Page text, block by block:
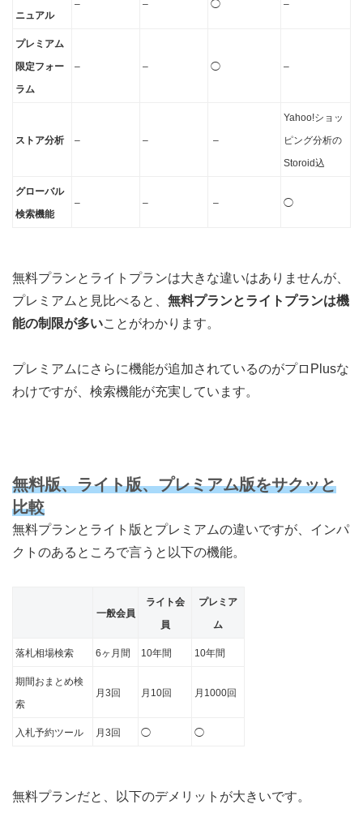
ニュアル
– – ◯ –
プレミアム
限定フォー
ラム
– – ◯ –
ストア分析 – – –
Yahoo!ショッ
ピング分析の
Storoid込
グローバル
検索機能
– – – ◯
無料プランとライトプランは大きな違いはありませんが、
プレミアムと見比べると、 無料プランとライトプランは機
能の制限が多いことがわかります。
プレミアムにさらに機能が追加されているのがプロPlusな
わけですが、検索機能が充実しています。
無料版、ライト版、プレミアム版をサクッと
比較
無料プランとライト版とプレミアムの違いですが、インパ
クトのあるところで言うと以下の機能。
一般会員
ライト会
員
プレミア
ム
落札相場検索 6ヶ月間 10年間 10年間
期間おまとめ検
索
月3回 月10回 月1000回
入札予約ツール 月3回 ◯ ◯
無料プランだと、以下のデメリットが大きいです。